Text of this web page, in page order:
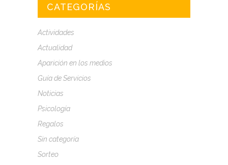
CATEGORÍAS
Actividades
Actualidad
Aparición en los medios
Guía de Servicios
Noticias
Psicología
Regalos
Sin categoría
Sorteo